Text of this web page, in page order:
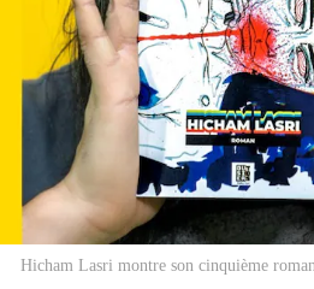
Hicham Lasri montre son cinquième